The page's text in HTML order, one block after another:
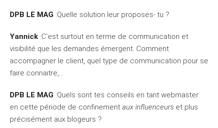
DPB LE MAG :Quelle solution leur proposes- tu ?
Yannick :C’est surtout en terme de communication et
visibilité que les demandes émergent. Comment
accompagner le client, quel type de communication pour se
faire connaitre,…
DPB LE MAG :Quels sont tes conseils en tant webmaster
en cette période de confinement aux influenceurs et plus
précisément aux blogeurs ?